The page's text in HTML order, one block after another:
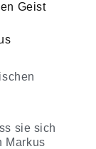
Geist
sie sich
Markus